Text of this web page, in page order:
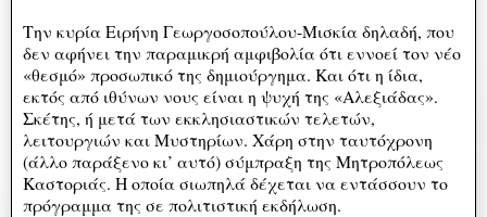
Την κυρία Ειρήνη Γεωργοσοπούλου-Μισκία δηλαδή, που
δεν αφήνει την παραμικρή αμφιβολία ότι εννοεί τον νέο
«θεσμό» προσωπικό της δημιούργημα. Και ότι η ίδια,
εκτός από ιθύνων νους είναι η ψυχή της «Αλεξιάδας».
Σκέτης, ή μετά των εκκλησιαστικών τελετών,
λειτουργιών και Μυστηρίων. Χάρη στην ταυτόχρονη
(άλλο παράξενο κι’ αυτό) σύμπραξη της Μητροπόλεως
Καστοριάς. Η οποία σιωπηλά δέχεται να εντάσσουν το
πρόγραμμα της σε πολιτιστική εκδήλωση.